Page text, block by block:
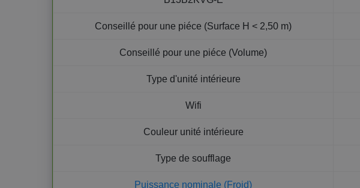
Conseillé pour une piéce (Surface H < 2,50 m)
Conseillé pour une piéce (Volume)
Type d'unité intérieure
Wifi
Couleur unité intérieure
Type de soufflage
Puissance nominale (Froid)